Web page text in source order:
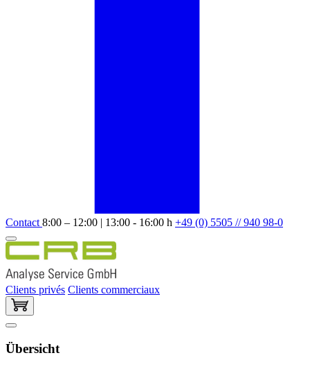
Contact 8:00 – 12:00 | 13:00 - 16:00 h +49 (0) 5505 // 940 98-0
Clients privés Clients commerciaux
Übersicht